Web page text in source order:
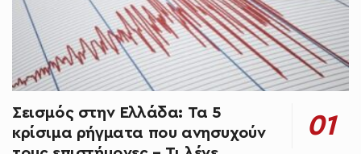
Σεισμός στην Ελλάδα: Τα 5
κρίσιμα ρήγματα που ανησυχούν